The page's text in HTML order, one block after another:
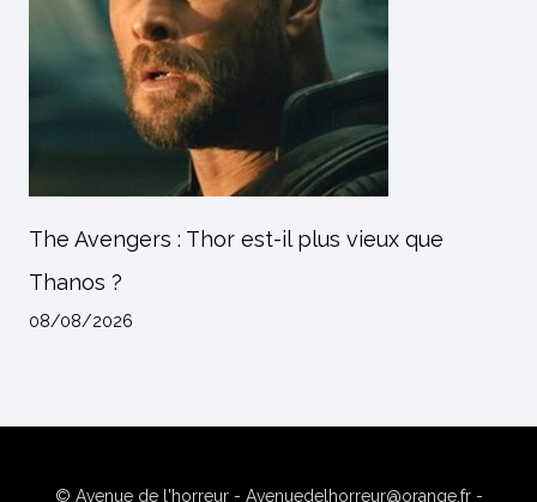
The Avengers : Thor est-il plus vieux que
Thanos ?
08/08/2026
© Avenue de l'horreur - Avenuedelhorreur@orange.fr -